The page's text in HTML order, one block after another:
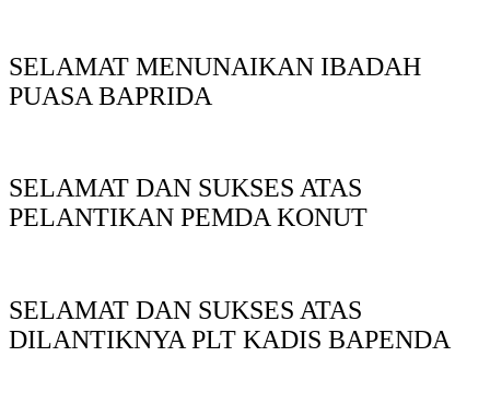
SELAMAT MENUNAIKAN IBADAH
PUASA BAPRIDA
SELAMAT DAN SUKSES ATAS
PELANTIKAN PEMDA KONUT
SELAMAT DAN SUKSES ATAS
DILANTIKNYA PLT KADIS BAPENDA